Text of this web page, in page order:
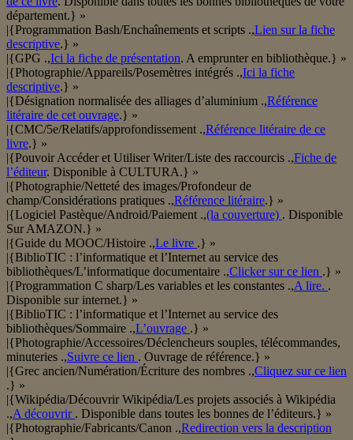
département.} »
|{Programmation Bash/Enchaînements et scripts .,Lien sur la fiche
descriptive.} »
|{GPG .,Ici la fiche de présentation. A emprunter en bibliothèque.} »
|{Photographie/Appareils/Posemètres intégrés .,Ici la fiche
descriptive.} »
|{Désignation normalisée des alliages d’aluminium .,Référence
litéraire de cet ouvrage.} »
|{CMC/5e/Relatifs/approfondissement .,Référence litéraire de ce
livre.} »
|{Pouvoir Accéder et Utiliser Writer/Liste des raccourcis .,Fiche de
l’éditeur. Disponible à CULTURA.} »
|{Photographie/Netteté des images/Profondeur de
champ/Considérations pratiques .,Référence litéraire.} »
|{Logiciel Pastèque/Android/Paiement .,(la couverture) . Disponible
Sur AMAZON.} »
|{Guide du MOOC/Histoire .,Le livre .} »
|{BiblioTIC : l’informatique et l’Internet au service des
bibliothèques/L’informatique documentaire .,Clicker sur ce lien .} »
|{Programmation C sharp/Les variables et les constantes .,A lire. .
Disponible sur internet.} »
|{BiblioTIC : l’informatique et l’Internet au service des
bibliothèques/Sommaire .,L’ouvrage .} »
|{Photographie/Accessoires/Déclencheurs souples, télécommandes,
minuteries .,Suivre ce lien . Ouvrage de référence.} »
|{Grec ancien/Numération/Écriture des nombres .,Cliquez sur ce lien
.} »
|{Wikipédia/Découvrir Wikipédia/Les projets associés à Wikipédia
.,A découvrir . Disponible dans toutes les bonnes de l’éditeurs.} »
|{Photographie/Fabricants/Canon .,Redirection vers la description